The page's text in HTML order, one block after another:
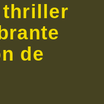
thriller
de